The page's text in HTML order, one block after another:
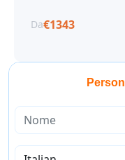
Da€1343